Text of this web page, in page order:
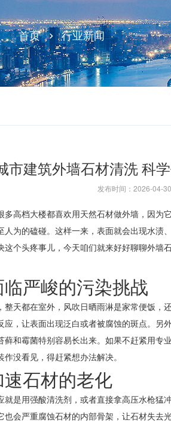
首页 行业新闻
市建筑外墙石材清洗 科
发布时间：2026-04-30
高档大楼都喜欢用天然石材做外墙，因
为的磕碰。这样一来，表面就会出现水
个头疼事儿，今天咱们就来好好聊聊外
严峻的污染挑战
天都在室外，风吹日晒雨淋是家常便饭
，让表面出现泛白或者被腐蚀的斑点。
和霉菌特别容易长出来。如果不赶紧用
没看见，得赶紧想办法解决。
石材的老化
是用强酸清洗剂，或者直接拿高压水枪
会严重腐蚀石材的内部骨架，让石材失